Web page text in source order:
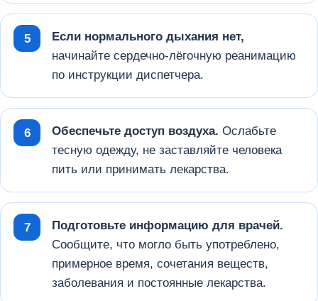
Если нормального дыхания нет,
начинайте сердечно-лёгочную реанимацию
по инструкции диспетчера.
Обеспечьте доступ воздуха. Ослабьте
тесную одежду, не заставляйте человека
пить или принимать лекарства.
Подготовьте информацию для врачей.
Сообщите, что могло быть употреблено,
примерное время, сочетания веществ,
заболевания и постоянные лекарства.